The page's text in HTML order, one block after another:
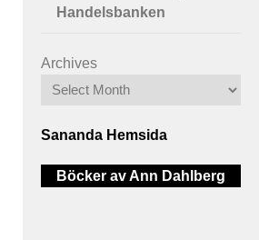
Handelsbanken
Archives
Sananda Hemsida
Böcker av Ann Dahlberg